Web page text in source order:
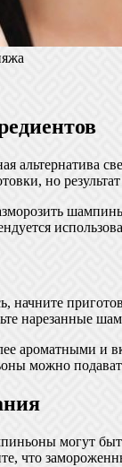
но
начните
нарезанные
ароматными и
можно
могут
что